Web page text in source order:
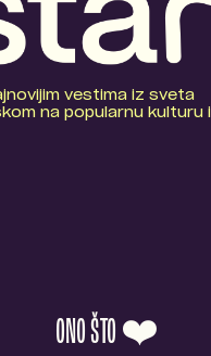
vestima iz sveta
na popularnu kulturu i
ONO ŠTO ❤️